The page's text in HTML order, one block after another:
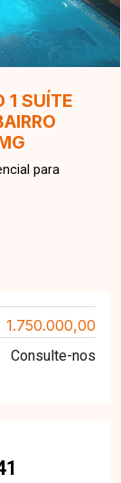
1 SUÍTE
para
1.750.000,00
Consulte-nos